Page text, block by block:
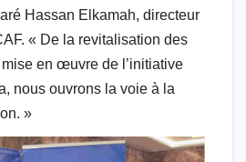
Hassan Elkamah, directeur
« De la revitalisation des
en œuvre de l’initiative
nous ouvrons la voie à la
»